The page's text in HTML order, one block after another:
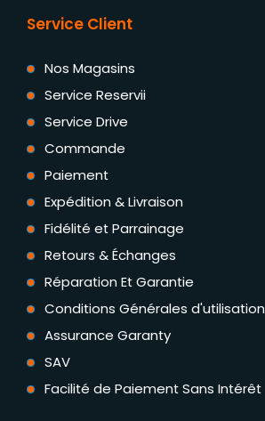
Service Client
Nos Magasins
Service Reservii
Service Drive
Commande
Paiement
Expédition & Livraison
Fidélité et Parrainage
Retours & Échanges
Réparation Et Garantie
Conditions Générales d'utilisation
Assurance Garanty
SAV
Facilité de Paiement Sans Intérêt